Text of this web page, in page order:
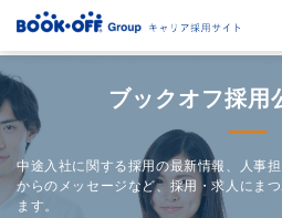
ブックオフ採用
中途入社に関する採用の最新情報、人事
からのメッセージなど、採用・求人にま
ます。